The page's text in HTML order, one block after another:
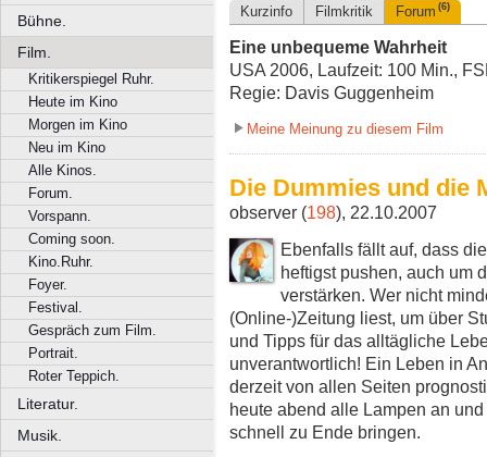
Bühne.
Film.
Kritikerspiegel Ruhr.
Heute im Kino
Morgen im Kino
Neu im Kino
Alle Kinos.
Forum.
Vorspann.
Coming soon.
Kino.Ruhr.
Foyer.
Festival.
Gespräch zum Film.
Portrait.
Roter Teppich.
Literatur.
Musik.
Kurzinfo Filmkritik Forum (6)
Eine unbequeme Wahrheit
USA 2006, Laufzeit: 100 Min.,
Regie: Davis Guggenheim
Meine Meinung zu diesem Film
Die Dummies und die
observer (198), 22.10.2007
Ebenfalls fällt auf, dass
heftigst pushen, auch um
verstärken. Wer nicht
(Online-)Zeitung liest, um über
und Tipps für das alltägliche
unverantwortlich! Ein Leben in
derzeit von allen Seiten
heute abend alle Lampen an
schnell zu Ende bringen.